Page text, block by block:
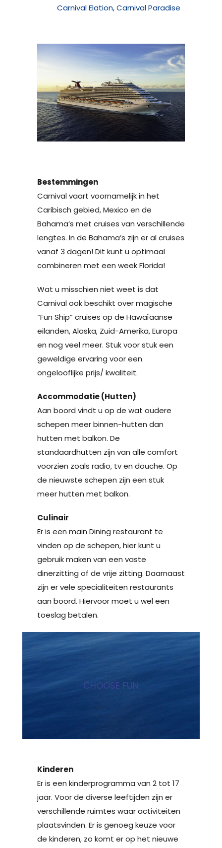
Carnival Elation,Carnival Paradise
Bestemmingen
Carnival vaart voornamelijk in het
Caribisch gebied, Mexico en de
Bahama’s met cruises van verschillende
lengtes. In de Bahama’s zijn er al cruises
vanaf 3 dagen! Dit kunt u optimaal
combineren met een week Florida!
Wat u misschien niet weet is dat
Carnival ook beschikt over magische
“Fun Ship” cruises op de Hawaïaanse
eilanden, Alaska, Zuid-Amerika, Europa
en nog veel meer. Stuk voor stuk een
geweldige ervaring voor een
ongelooflijke prijs/ kwaliteit.
Accommodatie (Hutten)
Aan boord vindt u op de wat oudere
schepen meer binnen-hutten dan
hutten met balkon. De
standaardhutten zijn van alle comfort
voorzien zoals radio, tv en douche. Op
de nieuwste schepen zijn een stuk
meer hutten met balkon.
Culinair
Er is een main Dining restaurant te
vinden op de schepen, hier kunt u
gebruik maken van een vaste
dinerzitting of de vrije zitting. Daarnaast
zijn er vele specialiteiten restaurants
aan boord. Hiervoor moet u wel een
toeslag betalen.
CHOOSE FUN
Kinderen
Er is een kinderprogramma van 2 tot 17
jaar. Voor de diverse leeftijden zijn er
verschillende ruimtes waar activiteiten
plaatsvinden. Er is genoeg keuze voor
de kinderen, zo komt er op het nieuwe